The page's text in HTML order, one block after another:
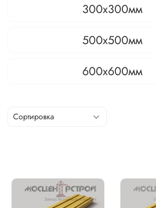
300х300мм
500х500мм
600х600мм